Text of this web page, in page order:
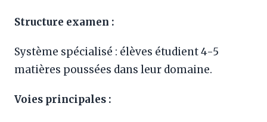
Structure examen :
Système spécialisé : élèves étudient 4-5
matières poussées dans leur domaine.
Voies principales :